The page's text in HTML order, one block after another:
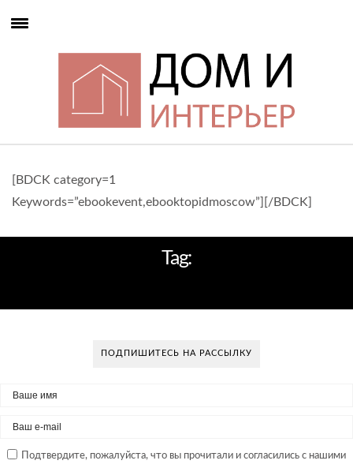
[BDCK category=1
Keywords=”ebookevent,ebooktopidmoscow”][/BDCK]
Tag:
ПОДПИШИТЕСЬ НА РАССЫЛКУ
Подтвердите, пожалуйста, что вы прочитали и согласились с нашими